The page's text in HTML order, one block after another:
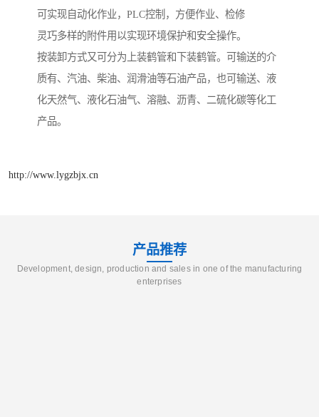
可实现自动化作业，PLC控制，方便作业、检修
灵巧多样的附件用以实现环境保护和安全操作。
按装卸方式又可分为上装鹤管和下装鹤管。可输送的介
质有、汽油、柴油、润滑油等石油产品，也可输送、液
化天然气、液化石油气、溶融、沥青、二硫化碳等化工
产品。
http://www.lygzbjx.cn
产品推荐
Development, design, production and sales in one of the manufacturing
enterprises